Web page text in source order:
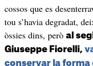
cossos que es
tou s’havia degradat,
òssies dins, però al
Giuseppe Fiorelli,
conservar la forma